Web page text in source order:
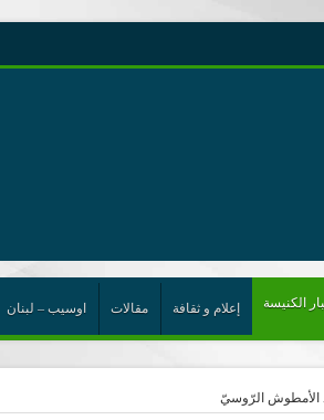
الموسعة شرط واجب للخروج من حالة الجمود
الكنيسة إعلام و ثقافة مقالات اوسيب – لبنان
الأمطوش الرّوسيّ